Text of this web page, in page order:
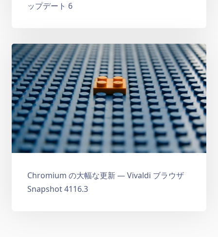
ップデート 6
Chromium の大幅な更新 — Vivaldi ブラウザ
Snapshot 4116.3